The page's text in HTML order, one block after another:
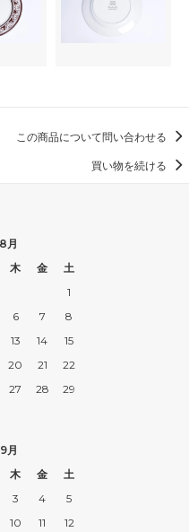
この商品について問い合わせる
買い物を続ける
月
木 金
土
1
6 7
8
13 14
15
20 21
22
27 28
29
月
木 金
土
3 4
5
10 11
12